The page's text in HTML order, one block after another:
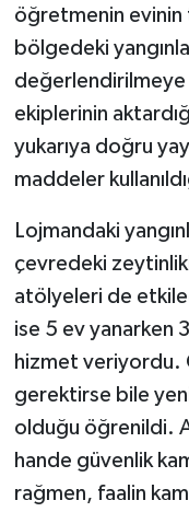
öğretmenin evinin
bölgedeki
değerlendirilmeye
ekiplerinin
yukarıya doğru
maddeler
Lojmandaki
çevredeki
atölyeleri de
ise 5 ev yanarken
hizmet veriyordu.
gerektirse bile
olduğu öğrenildi.
hande güvenlik
rağmen, faalin